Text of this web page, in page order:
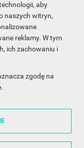
aby
naszych witryn,
reklamy. W tym
ich zachowaniu i
zgodę na